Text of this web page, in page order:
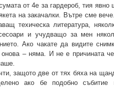
от 4е за гардероб, тия
на закачалки. Вътре сме
техическа литература,
и учудващо за мен
Ако чакате да видите
– няма. И не е причината
защото две от тях бяха на
ако бе подобно